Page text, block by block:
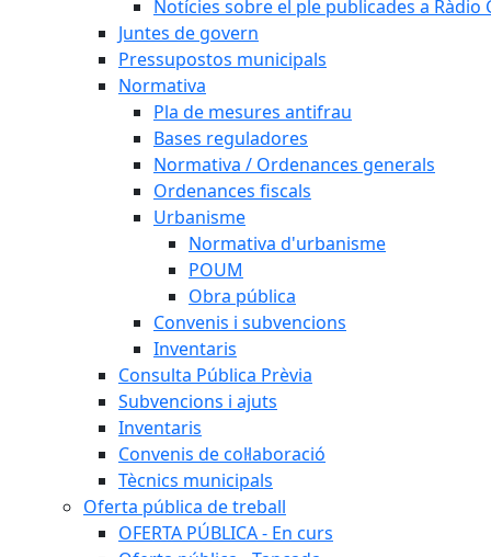
Notícies sobre el ple publicades a Ràdio
Juntes de govern
Pressupostos municipals
Normativa
Pla de mesures antifrau
Bases reguladores
Normativa / Ordenances generals
Ordenances fiscals
Urbanisme
Normativa d'urbanisme
POUM
Obra pública
Convenis i subvencions
Inventaris
Consulta Pública Prèvia
Subvencions i ajuts
Inventaris
Convenis de col·laboració
Tècnics municipals
Oferta pública de treball
OFERTA PÚBLICA - En curs